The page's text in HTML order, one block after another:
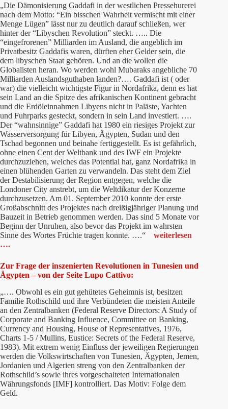
„Die Dämonisierung Gaddafi in der westlichen Pressehurerei
nach dem Motto: “Ein bisschen Wahrheit vermischt mit einer
Menge Lügen” lässt nur zu deutlich darauf schließen, wer
hinter der “Libyschen Revolution” steckt. ….. Die
“eingefrorenen” Milliarden im Ausland, die angeblich im
Privatbesitz Gaddafis waren, dürften eher Gelder sein, die
dem libyschen Staat gehören. Und an die wollen die
Globalisten heran. Wo werden wohl Mubaraks angebliche 70
Milliarden Auslandsguthaben landen?…. Gaddafi ist ( oder
war) die vielleicht wichtigste Figur in Nordafrika, denn es hat
sein Land an die Spitze des afrikanischen Kontinent gebracht
und die Erdöleinnahmen Libyens nicht in Paläste, Yachten
und Fuhrparks gesteckt, sondern in sein Land investiert. ….
Der “wahnsinnige” Gaddafi hat 1980 ein riesiges Projekt zur
Wasserversorgung für Libyen, Ägypten, Sudan und den
Tschad begonnen und beinahe fertiggestellt. Es ist gefährlich,
ohne einen Cent der Weltbank und des IWF ein Projekte
durchzuziehen, welches das Potential hat, ganz Nordafrika in
einen blühenden Garten zu verwandeln. Das steht dem Ziel
der Destabilisierung der Region entgegen, welche die
Londoner City anstrebt, um die Weltdikatur der Konzerne
durchzusetzen. Am 01. September 2010 konnte der erste
Großabschnitt des Projektes nach dreißigjähriger Planung und
Bauzeit in Betrieb genommen werden. Das sind 5 Monate vor
Beginn der Unruhen, also bevor das Projekt im wahrsten
Sinne des Wortes Früchte tragen konnte. ….“ weiterlesen
….
Zur Frage der inszenierten Revolutionen in Tunesien und
Ägypten – von der Seite Lupo Cattivo:
„…. Obwohl es ein gut gehütetes Geheimnis ist, besitzen
Familie Rothschild und ihre Verbündeten die meisten Anteile
an den Zentralbanken (Federal Reserve Directors: A Study of
Corporate and Banking Influence, Committee on Banking,
Currency and Housing, House of Representatives, 1976,
Charts 1-5 / Mullins, Eustice: Secrets of the Federal Reserve,
1983). Mit extrem wenig Einfluss der jeweiligen Regierungen
werden die Volkswirtschaften von Tunesien, Ägypten, Jemen,
Jordanien und Algerien streng von den Zentralbanken der
Rothschild’s sowie ihres vorgeschalteten Internationalen
Währungsfonds [IMF] kontrolliert. Das Motiv: Folge dem
Geld.